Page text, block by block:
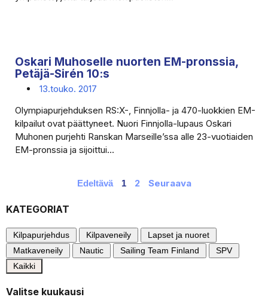
Oskari Muhoselle nuorten EM-pronssia,
Petäjä-Sirén 10:s
13.touko. 2017
Olympiapurjehduksen RS:X-, Finnjolla- ja 470-luokkien EM-
kilpailut ovat päättyneet. Nuori Finnjolla-lupaus Oskari
Muhonen purjehti Ranskan Marseille’ssa alle 23-vuotiaiden
EM-pronssia ja sijoittui...
Edeltävä 1 2 Seuraava
KATEGORIAT
Kilpapurjehdus Kilpaveneily
Lapset ja nuoret
Matkaveneily
Nautic Sailing Team Finland
SPV
Kaikki
Valitse kuukausi